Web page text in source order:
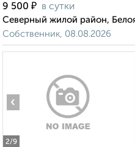
9 500 ₽ в сутки
Северный жилой район,
Собственник, 08.08.2026
2/9
‹